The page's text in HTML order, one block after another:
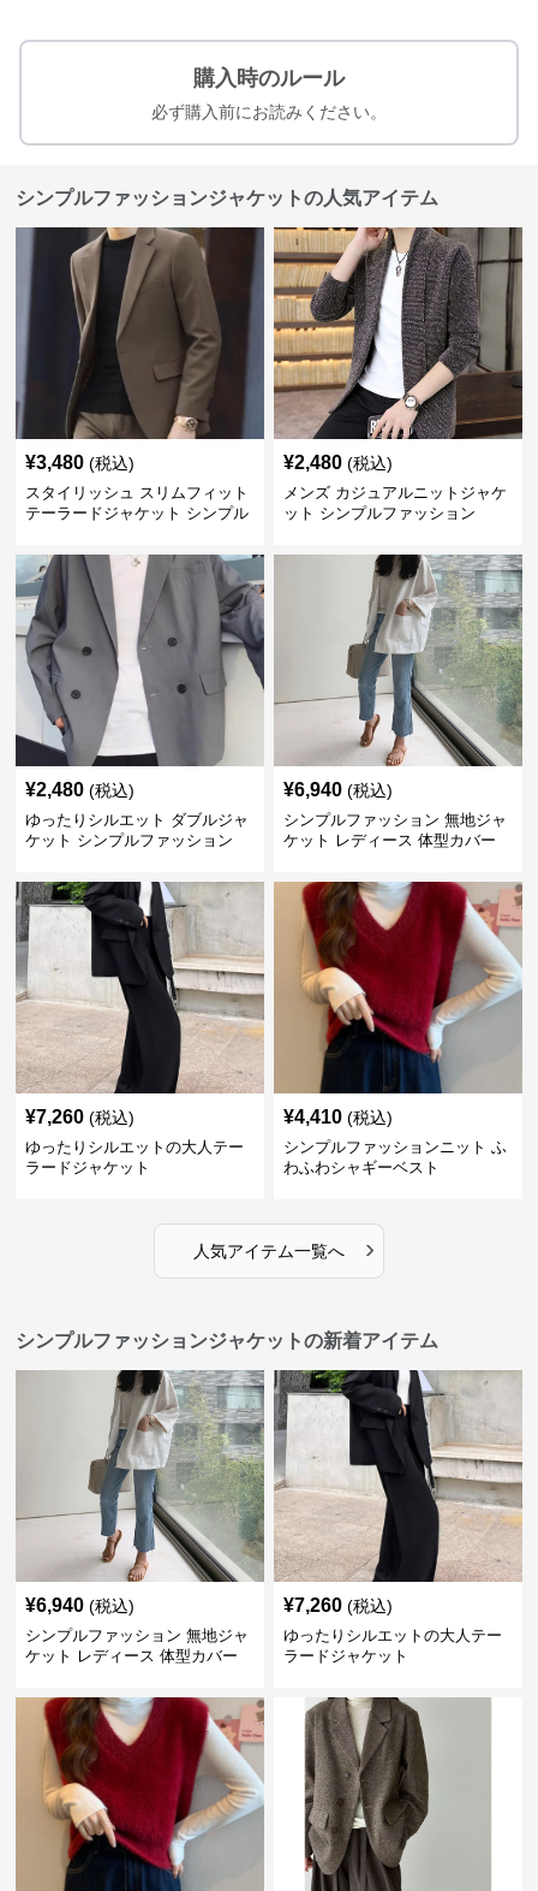
購入時のルール
必ず購入前にお読みください。
シンプルファッションジャケットの人気アイテム
¥3,480 (税込)
スタイリッシュ スリムフィット
テーラードジャケット シンプル
¥2,480 (税込)
メンズ カジュアルニットジャケ
ット シンプルファッション
¥2,480 (税込)
ゆったりシルエット ダブルジャ
ケット シンプルファッション
¥6,940 (税込)
シンプルファッション 無地ジャ
ケット レディース 体型カバー
¥7,260 (税込)
ゆったりシルエットの大人テー
ラードジャケット
¥4,410 (税込)
シンプルファッションニット ふ
わふわシャギーベスト
人気アイテム一覧へ ›
シンプルファッションジャケットの新着アイテム
¥6,940 (税込)
シンプルファッション 無地ジャ
ケット レディース 体型カバー
¥7,260 (税込)
ゆったりシルエットの大人テー
ラードジャケット